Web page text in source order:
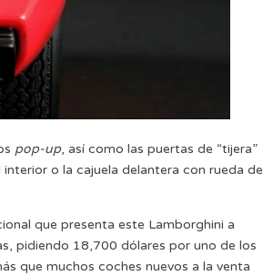
pop-up, así como las puertas de “tijera”
o la cajuela delantera con rueda de
que presenta este Lamborghini a
pidiendo 18,700 dólares por uno de los
que muchos coches nuevos a la venta